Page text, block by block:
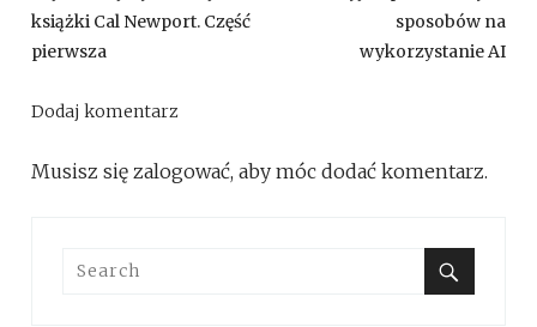
książki Cal Newport. Część
pierwsza
sposobów na
wykorzystanie AI
Dodaj komentarz
Musisz się zalogować, aby móc dodać komentarz.
Search